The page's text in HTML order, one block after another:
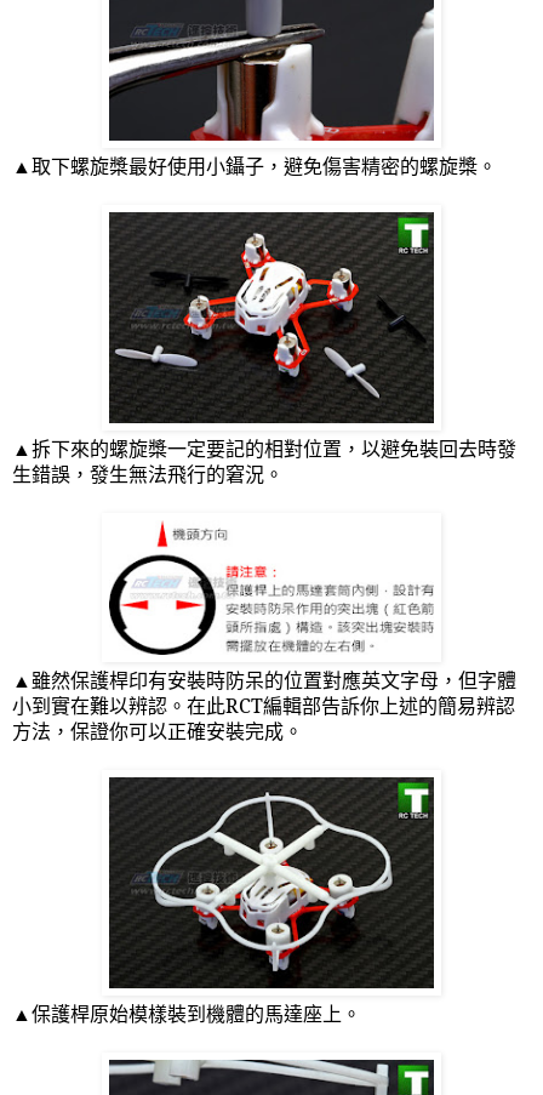
▲取下螺旋槳最好使用小鑷子，避免傷害精密的螺旋槳。
▲拆下來的螺旋槳一定要記的相對位置，以避免裝回去時發
生錯誤，發生無法飛行的窘況。
▲雖然保護桿印有安裝時防呆的位置對應英文字母，但字體
小到實在難以辨認。在此RCT編輯部告訴你上述的簡易辨認
方法，保證你可以正確安裝完成。
▲保護桿原始模樣裝到機體的馬達座上。